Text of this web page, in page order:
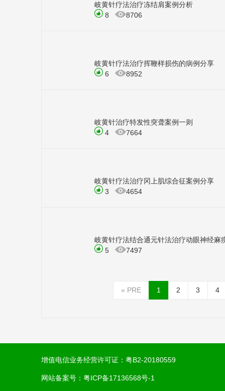
岐黄针疗法治疗冻结肩案例分析
8
8706
岐黄针疗法治疗挥鞭样损伤的病例分享
6
8952
岐黄针治疗特发性突聋案例一则
4
7664
岐黄针疗法治疗冈上肌综合征案例分享
3
4654
岐黄针疗法结合通元针法治疗动眼神经麻
5
7497
« PRE 1 2 3 4
增值电信业务经营许可证： 粤B2-20180559
网站备案号： 粤ICP备17136568号-1